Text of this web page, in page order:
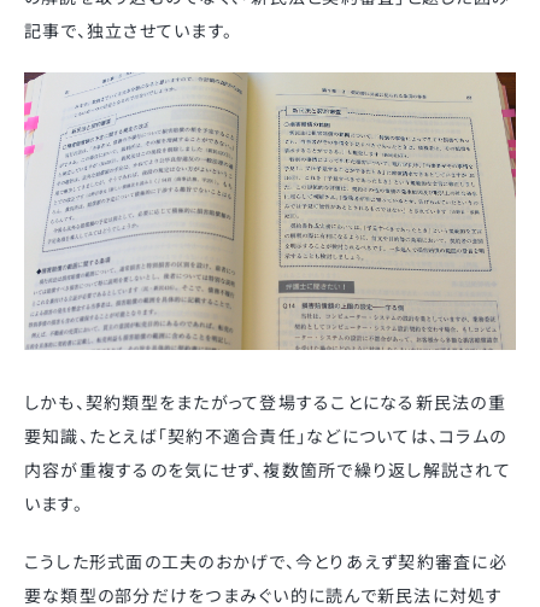
記事で、独立させています。
しかも、契約類型をまたがって登場することになる新民法の重
要知識、たとえば「契約不適合責任」などについては、コラムの
内容が重複するのを気にせず、複数箇所で繰り返し解説されて
います。
こうした形式面の工夫のおかげで、今とりあえず契約審査に必
要な類型の部分だけをつまみぐい的に読んで新民法に対処す